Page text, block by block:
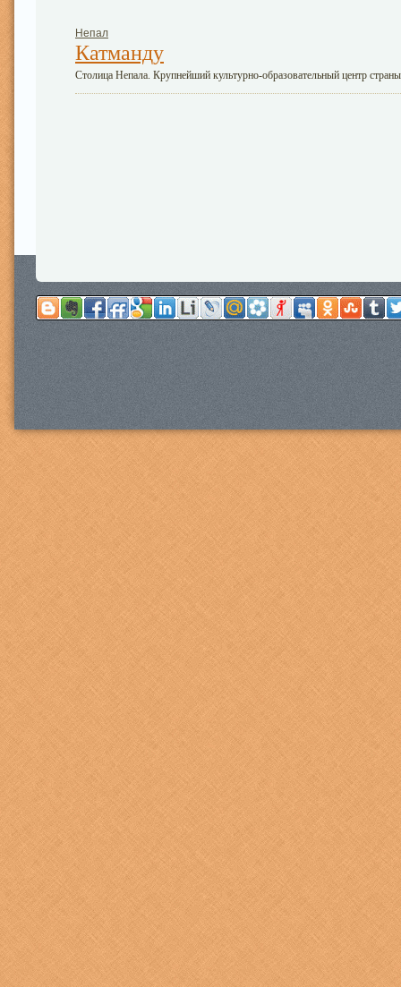
Непал
Катманду
Столица Непала. Крупнейший культурно-образовательный центр